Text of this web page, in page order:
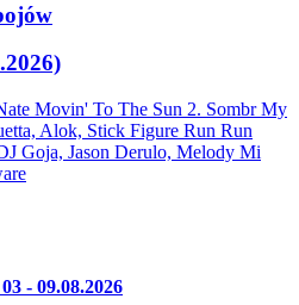
Movin' To The Sun 2. Sombr My
Alok, Stick Figure Run Run
Goja, Jason Derulo, Melody Mi
- 09.08.2026